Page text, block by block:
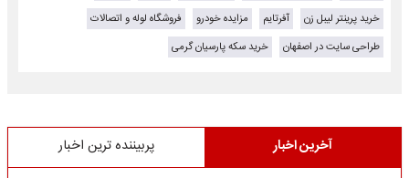
خرید پرینتر لیبل زن
آفرتایم مزایده خودرو
فروشگاه لوله و اتصالات
طراحی سایت در اصفهان
خرید سکه پارسیان گرمی
آخرین اخبار پربیننده ترین اخبار